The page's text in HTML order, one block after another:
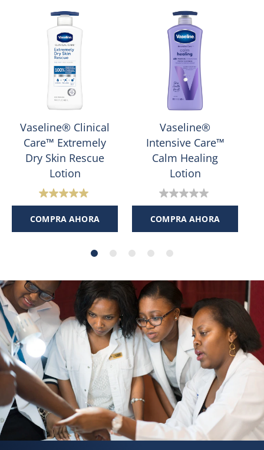
Vaseline® Clinical
Care™ Extremely
Dry Skin Rescue
Lotion
5.0
de
COMPRA AHORA
Vaseline®
Intensive Care™
Calm Healing
Lotion
0.0
de
COMPRA AHORA